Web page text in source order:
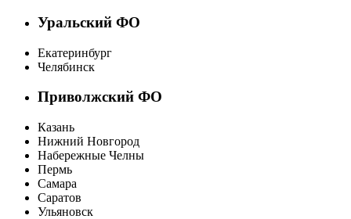
Уральский ФО
Екатеринбург
Челябинск
Приволжский ФО
Казань
Нижний Новгород
Набережные Челны
Пермь
Самара
Саратов
Ульяновск